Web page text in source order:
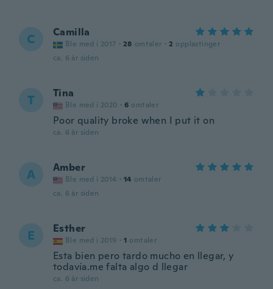
C Camilla
Ble med i 2017 · 28 omtaler · 2 opplastinger
ca. 6 år siden
T Tina
Ble med i 2020 · 6 omtaler
Poor quality broke when I put it on
ca. 6 år siden
A Amber
Ble med i 2014 · 14 omtaler
ca. 6 år siden
E Esther
Ble med i 2019 · 1 omtaler
Esta bien pero tardo mucho en llegar, y
todavía.me falta algo d llegar
ca. 6 år siden